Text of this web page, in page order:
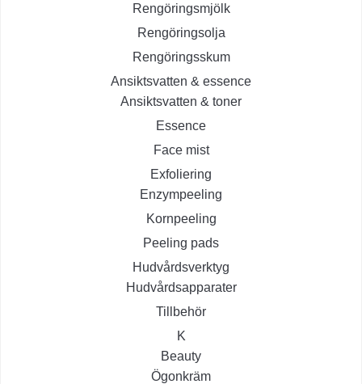
Rengöringsmjölk
Rengöringsolja
Rengöringsskum
Ansiktsvatten & essence
Ansiktsvatten & toner
Essence
Face mist
Exfoliering
Enzympeeling
Kornpeeling
Peeling pads
Hudvårdsverktyg
Hudvårdsapparater
Tillbehör
K
Beauty
Ögonkräm